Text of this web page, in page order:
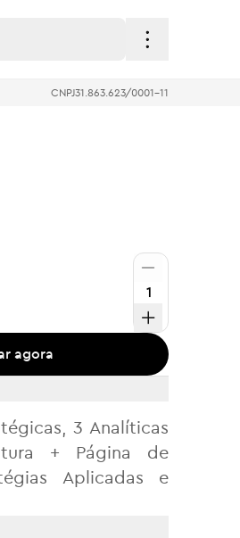
CNPJ31.863.623/0001-11
agora
3 Analíticas
+ Página de
Aplicadas e